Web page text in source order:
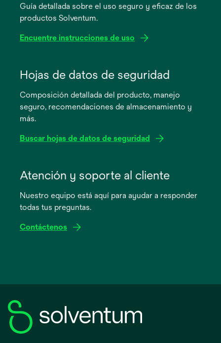
Guía detallada sobre el uso seguro y eficaz de los
productos Solventum.
Encuentre instrucciones de uso
abre
pestaña
nueva
Hojas de datos de seguridad
Composición detallada del producto, manejo
seguro, recomendaciones de almacenamiento y
más.
Buscar hojas de datos de seguridad
abre
pestaña
Atención y soporte al cliente
Nuestro equipo está aquí para ayudar a responder
todas tus preguntas.
Contáctenos